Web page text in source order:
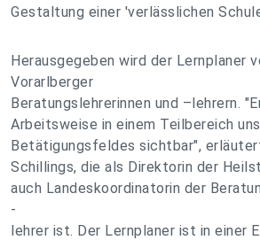
Gestaltung einer 'verlässlichen
Herausgegeben wird der Lernplaner
Vorarlberger
Beratungslehrerinnen und –lehrern.
Arbeitsweise in einem Teilbereich
Betätigungsfeldes sichtbar",
Schillings, die als Direktorin der
auch Landeskoordinatorin der
-
lehrer ist. Der Lernplaner ist in einer